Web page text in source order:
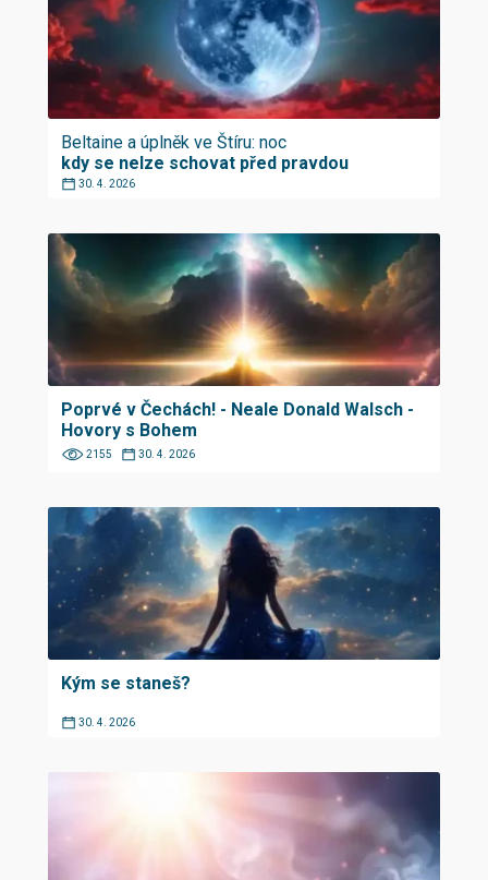
Beltaine a úplněk ve Štíru: noc
kdy se nelze schovat před pravdou
30. 4. 2026
Poprvé v Čechách! - Neale Donald Walsch -
Hovory s Bohem
2155 30. 4. 2026
Kým se staneš?
30. 4. 2026